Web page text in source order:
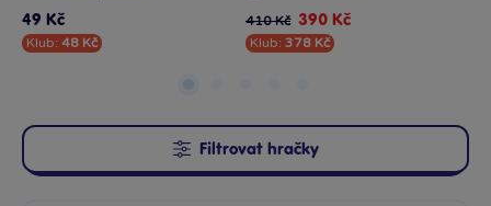
49 Kč
Klub: 48 Kč
410 Kč 390 Kč
Klub: 378 Kč
Filtrovat hračky